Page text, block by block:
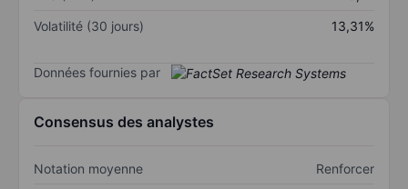
Volatilité (30 jours)
13,31%
Données fournies par
Consensus des analystes
Notation moyenne Renforcer